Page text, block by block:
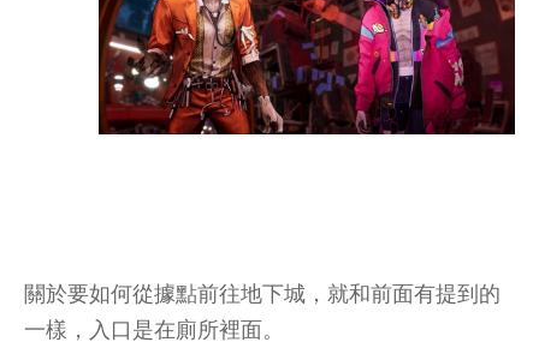
關於要如何從據點前往地下城，就和前面有提到的
一樣，入口是在廁所裡面。